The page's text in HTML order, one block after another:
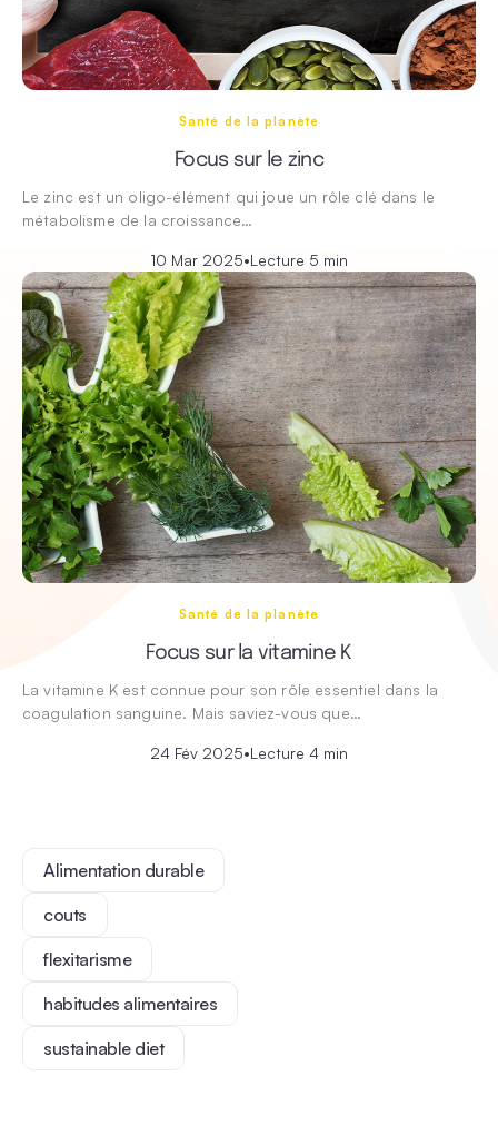
Santé de la planète
Focus sur le zinc
Le zinc est un oligo-élément qui joue un rôle clé dans le
métabolisme de la croissance…
10 Mar 2025•Lecture 5 min
Santé de la planète
Focus sur la vitamine K
La vitamine K est connue pour son rôle essentiel dans la
coagulation sanguine. Mais saviez-vous que…
24 Fév 2025•Lecture 4 min
Alimentation durable
couts
flexitarisme
habitudes alimentaires
sustainable diet